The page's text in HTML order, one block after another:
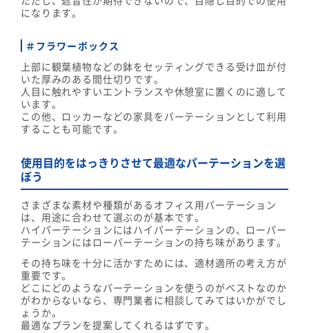
になります。
＃フラワーボックス
上部に観葉植物などの鉢をセッティングできる受け皿が付
いた厚みのある間仕切りです。
人目に触れやすいエントランスや休憩室に置くのに適して
います。
この他、ロッカーなどの家具をパーテーションとして利用
することも可能です。
使用目的をはっきりさせて最適なパーテーションを選
ぼう
さまざまな素材や種類があるオフィス用パーテーション
は、用途に合わせて選ぶのが基本です。
ハイパーテーションにはハイパーテーションの、ローパー
テーションにはローパーテーションの持ち味があります。
その持ち味を十分に活かすためには、適材適所の考え方が
重要です。
どこにどのようなパーテーションを使うのがベストなのか
がわからないなら、専門業者に相談してみてはいかがでし
ょうか。
最適なプランを提案してくれるはずです。